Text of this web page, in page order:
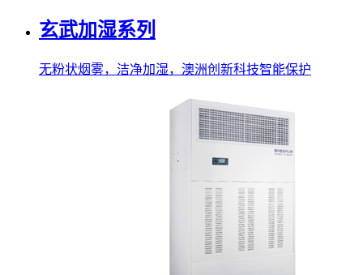
玄武加湿系列
无粉状烟雾，洁净加湿，澳洲创新科技智能保护